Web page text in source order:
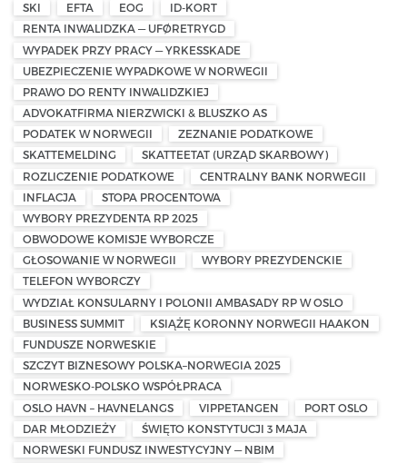
SKI
EFTA EOG
ID-KORT
RENTA INWALIDZKA — UFØRETRYGD
WYPADEK PRZY PRACY — YRKESSKADE
UBEZPIECZENIE WYPADKOWE W NORWEGII
PRAWO DO RENTY INWALIDZKIEJ
ADVOKATFIRMA NIERZWICKI & BLUSZKO AS
PODATEK W NORWEGII
ZEZNANIE PODATKOWE
SKATTEMELDING
SKATTEETAT (URZĄD SKARBOWY)
ROZLICZENIE PODATKOWE
CENTRALNY BANK NORWEGII
INFLACJA
STOPA PROCENTOWA
WYBORY PREZYDENTA RP 2025
OBWODOWE KOMISJE WYBORCZE
GŁOSOWANIE W NORWEGII
WYBORY PREZYDENCKIE
TELEFON WYBORCZY
WYDZIAŁ KONSULARNY I POLONII AMBASADY RP W OSLO
BUSINESS SUMMIT
KSIĄŻĘ KORONNY NORWEGII HAAKON
FUNDUSZE NORWESKIE
SZCZYT BIZNESOWY POLSKA–NORWEGIA 2025
NORWESKO-POLSKO WSPÓŁPRACA
OSLO HAVN – HAVNELANGS
VIPPETANGEN
PORT OSLO
DAR MŁODZIEŻY
ŚWIĘTO KONSTYTUCJI 3 MAJA
NORWESKI FUNDUSZ INWESTYCYJNY — NBIM